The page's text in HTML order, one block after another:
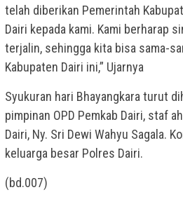
telah diberikan Pemerintah
Dairi kepada kami. Kami berharap
terjalin, sehingga kita bisa sama-
Kabupaten Dairi ini,” Ujarnya
Syukuran hari Bhayangkara turut
pimpinan OPD Pemkab Dairi, staf
Dairi, Ny. Sri Dewi Wahyu Sagala.
keluarga besar Polres Dairi.
(bd.007)